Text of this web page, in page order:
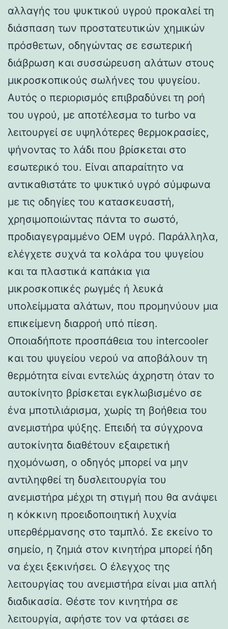
αλλαγής του ψυκτικού υγρού προκαλεί τη
διάσπαση των προστατευτικών χημικών
πρόσθετων, οδηγώντας σε εσωτερική
διάβρωση και συσσώρευση αλάτων στους
μικροσκοπικούς σωλήνες του ψυγείου.
Αυτός ο περιορισμός επιβραδύνει τη ροή
του υγρού, με αποτέλεσμα το turbo να
λειτουργεί σε υψηλότερες θερμοκρασίες,
ψήνοντας το λάδι που βρίσκεται στο
εσωτερικό του. Είναι απαραίτητο να
αντικαθιστάτε το ψυκτικό υγρό σύμφωνα
με τις οδηγίες του κατασκευαστή,
χρησιμοποιώντας πάντα το σωστό,
προδιαγεγραμμένο OEM υγρό. Παράλληλα,
ελέγχετε συχνά τα κολάρα του ψυγείου
και τα πλαστικά καπάκια για
μικροσκοπικές ρωγμές ή λευκά
υπολείμματα αλάτων, που προμηνύουν μια
επικείμενη διαρροή υπό πίεση.
Οποιαδήποτε προσπάθεια του intercooler
και του ψυγείου νερού να αποβάλουν τη
θερμότητα είναι εντελώς άχρηστη όταν το
αυτοκίνητο βρίσκεται εγκλωβισμένο σε
ένα μποτιλιάρισμα, χωρίς τη βοήθεια του
ανεμιστήρα ψύξης. Επειδή τα σύγχρονα
αυτοκίνητα διαθέτουν εξαιρετική
ηχομόνωση, ο οδηγός μπορεί να μην
αντιληφθεί τη δυσλειτουργία του
ανεμιστήρα μέχρι τη στιγμή που θα ανάψει
η κόκκινη προειδοποιητική λυχνία
υπερθέρμανσης στο ταμπλό. Σε εκείνο το
σημείο, η ζημιά στον κινητήρα μπορεί ήδη
να έχει ξεκινήσει. Ο έλεγχος της
λειτουργίας του ανεμιστήρα είναι μια απλή
διαδικασία. Θέστε τον κινητήρα σε
λειτουργία, αφήστε τον να φτάσει σε